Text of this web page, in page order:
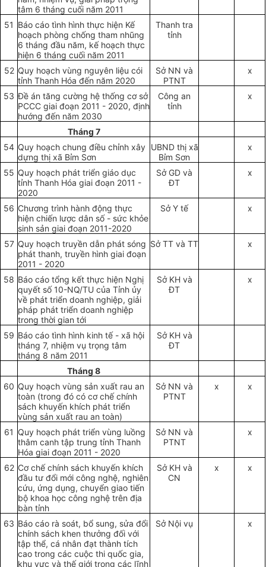
tâm 6 tháng cuối năm 2011
51 Báo cáo tình hình thực hiện Kế
hoạch phòng chống tham nhũng
6 tháng đầu năm, kế hoạch thực
hiện 6 tháng cuối năm 2011
Thanh tra
tỉnh
52 Quy hoạch vùng nguyên liệu cói
tỉnh Thanh Hóa đến năm 2020
Sở NN và
PTNT
x
53 Đề án tăng cường hệ thống cơ sở
PCCC giai đoạn 2011 - 2020, định
hướng đến năm 2030
Công an
tỉnh
x
Tháng 7
54 Quy hoạch chung điều chỉnh xây
dựng thị xã Bỉm Sơn
UBND thị xã
Bỉm Sơn
x
55 Quy hoạch phát triển giáo dục
tỉnh Thanh Hóa giai đoạn 2011 -
2020
Sở GD và
ĐT
x
56 Chương trình hành động thực
hiện chiến lược dân số - sức khỏe
sinh sản giai đoạn 2011-2020
Sở Y tế x
57 Quy hoạch truyền dẫn phát sóng
phát thanh, truyền hình giai đoạn
2011 - 2020
Sở TT và TT x
58 Báo cáo tổng kết thực hiện Nghị
quyết số 10-NQ/TU của Tỉnh ủy
về phát triển doanh nghiệp, giải
pháp phát triển doanh nghiệp
trong thời gian tới
Sở KH và
ĐT
x
59 Báo cáo tình hình kinh tế - xã hội
tháng 7, nhiệm vụ trọng tâm
tháng 8 năm 2011
Sở KH và
ĐT
Tháng 8
60 Quy hoạch vùng sản xuất rau an
toàn (trong đó có cơ chế chính
sách khuyến khích phát triển
vùng sản xuất rau an toàn)
Sở NN và
PTNT
x x
61 Quy hoạch phát triển vùng luồng
thâm canh tập trung tỉnh Thanh
Hóa giai đoạn 2011 - 2020
Sở NN và
PTNT
x
62 Cơ chế chính sách khuyến khích
đầu tư đổi mới công nghệ, nghiên
cứu, ứng dụng, chuyển giao tiến
bộ khoa học công nghệ trên địa
bàn tỉnh
Sở KH và
CN
x x
63 Báo cáo rà soát, bổ sung, sửa đổi
chính sách khen thưởng đối với
tập thể, cá nhân đạt thành tích
cao trong các cuộc thi quốc gia,
khu vực và thế giới trong các lĩnh
Sở Nội vụ x